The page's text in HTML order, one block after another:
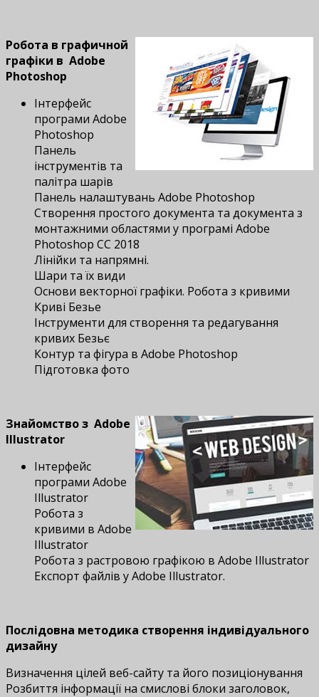
Робота в графичной
графіки в Adobe
Photoshop
Інтерфейс
програми Adobe
Photoshop
Панель
інструментів та
палітра шарів
Панель налаштувань Adobe Photoshop
Створення простого документа та документа з
монтажними областями у програмі Adobe
Photoshop CC 2018
Лінійки та напрямні.
Шари та їх види
Основи векторної графіки. Робота з кривими
Криві Безье
Інструменти для створення та редагування
кривих Безьє
Контур та фігура в Adobe Photoshop
Підготовка фото
Знайомство з Adobe
Illustrator
Інтерфейс
програми Adobe
Illustrator
Робота з
кривими в Adobe
Illustrator
Робота з растровою графікою в Adobe Illustrator
Експорт файлів у Adobe Illustrator.
Послідовна методика створення індивідуального
дизайну
Визначення цілей веб-сайту та його позиціонування
Розбиття інформації на смислові блоки заголовок,